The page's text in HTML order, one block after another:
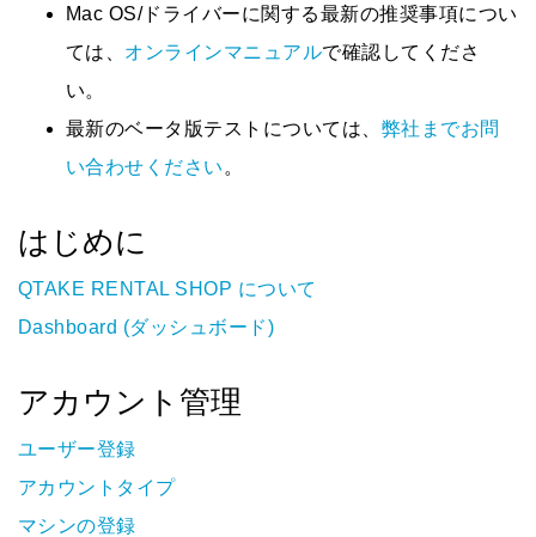
Mac OS/ドライバーに関する最新の推奨事項につい
ては、 オンラインマニュアルで確認してくださ
い。
最新のベータ版テストについては、 弊社までお問
い合わせください 。
はじめに
QTAKE RENTAL SHOP について
Dashboard (ダッシュボード)
アカウント管理
ユーザー登録
アカウントタイプ
マシンの登録